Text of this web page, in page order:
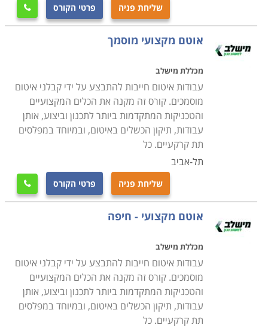
שליחת פניה פרטי הקורס 
אוטם מקצועי מוסמך
מכללת מישלב
עבודות איטום חייבות להתבצע על ידי קבלני איטום
מוסמכים. קורס זה מקנה את הכלים המקצועיים
והטכניקות המתקדמות ביותר לתכנון וביצוע, אותן
עבודות, תיקון הכשלים באיטום, ובמיוחד במפלסים
תת קרקעיים. כל
תל-אביב
שליחת פניה פרטי הקורס 
אוטם מקצועי - חיפה
מכללת מישלב
עבודות איטום חייבות להתבצע על ידי קבלני איטום
מוסמכים. קורס זה מקנה את הכלים המקצועיים
והטכניקות המתקדמות ביותר לתכנון וביצוע, אותן
עבודות, תיקון הכשלים באיטום, ובמיוחד במפלסים
תת קרקעיים. כל